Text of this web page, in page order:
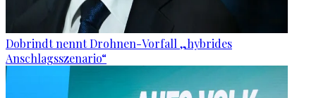
Dobrindt nennt Drohnen-Vorfall „hybrides
Anschlagsszenario“